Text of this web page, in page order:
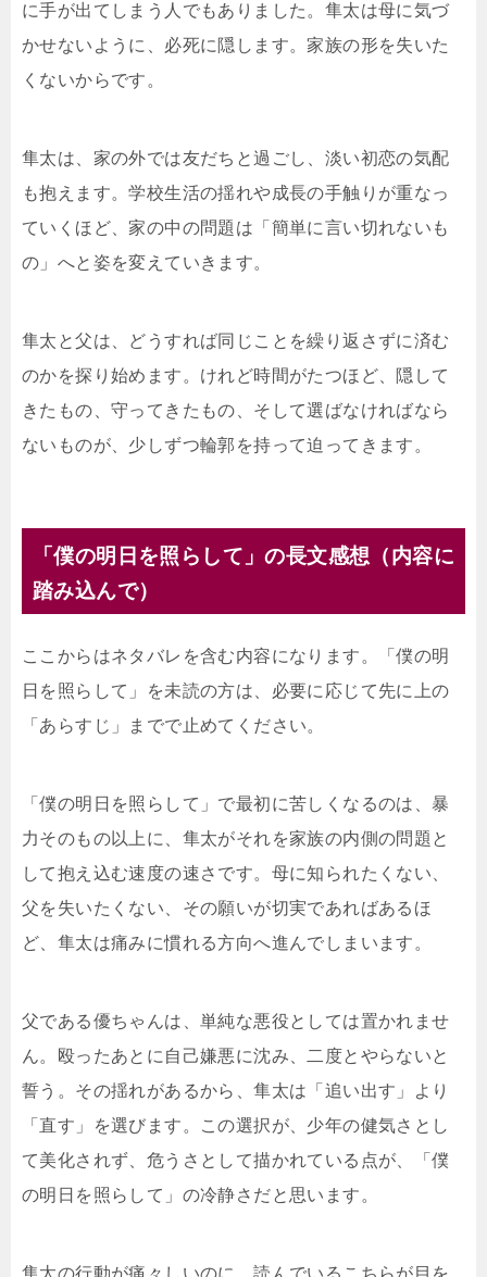
に手が出てしまう人でもありました。隼太は母に気づ
かせないように、必死に隠します。家族の形を失いた
くないからです。
隼太は、家の外では友だちと過ごし、淡い初恋の気配
も抱えます。学校生活の揺れや成長の手触りが重なっ
ていくほど、家の中の問題は「簡単に言い切れないも
の」へと姿を変えていきます。
隼太と父は、どうすれば同じことを繰り返さずに済む
のかを探り始めます。けれど時間がたつほど、隠して
きたもの、守ってきたもの、そして選ばなければなら
ないものが、少しずつ輪郭を持って迫ってきます。
「僕の明日を照らして」の長文感想（内容に
踏み込んで）
ここからはネタバレを含む内容になります。「僕の明
日を照らして」を未読の方は、必要に応じて先に上の
「あらすじ」までで止めてください。
「僕の明日を照らして」で最初に苦しくなるのは、暴
力そのもの以上に、隼太がそれを家族の内側の問題と
して抱え込む速度の速さです。母に知られたくない、
父を失いたくない、その願いが切実であればあるほ
ど、隼太は痛みに慣れる方向へ進んでしまいます。
父である優ちゃんは、単純な悪役としては置かれませ
ん。殴ったあとに自己嫌悪に沈み、二度とやらないと
誓う。その揺れがあるから、隼太は「追い出す」より
「直す」を選びます。この選択が、少年の健気さとし
て美化されず、危うさとして描かれている点が、「僕
の明日を照らして」の冷静さだと思います。